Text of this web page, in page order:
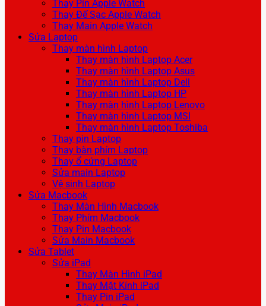
Thay Pin Apple Watch
Thay Đế Sạc Apple Watch
Thay Main Apple Watch
Sửa Laptop
Thay màn hình Laptop
Thay màn hình Laptop Acer
Thay màn hình Laptop Asus
Thay màn hình Laptop Dell
Thay màn hình Laptop HP
Thay màn hình Laptop Lenovo
Thay màn hình Laptop MSI
Thay màn hình Laptop Toshiba
Thay pin Laptop
Thay bàn phím Laptop
Thay ổ cứng Laptop
Sửa main Laptop
Vệ sinh Laptop
Sửa Macbook
Thay Màn Hình Macbook
Thay Phím Macbook
Thay Pin Macbook
Sửa Main Macbook
Sửa Tablet
Sửa iPad
Thay Màn Hình iPad
Thay Mặt Kính iPad
Thay Pin iPad